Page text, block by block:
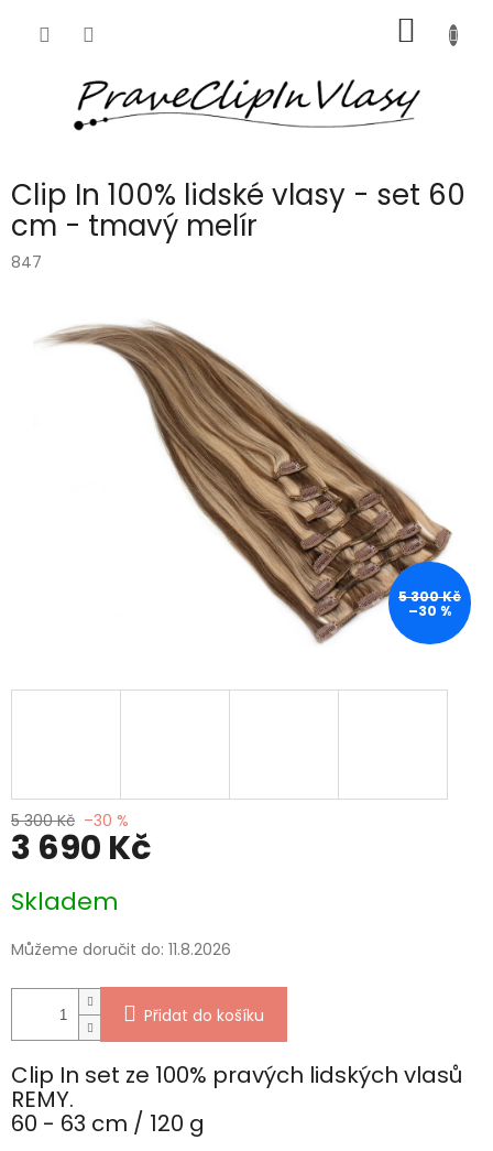
KOŠÍK
Clip In 100% lidské vlasy - set 60
cm - tmavý melír
847
5 300 Kč
–30 %
5 300 Kč –30 %
3 690 Kč
cena:
Skladem
Můžeme doručit do: 11.8.2026
Přidat do košíku
Clip In set ze 100% pravých lidských vlasů
REMY.
60 - 63 cm / 120 g